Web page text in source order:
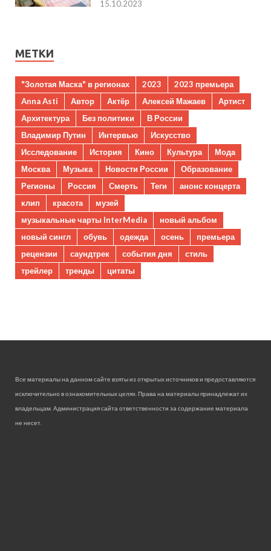
15.10.2023
МЕТКИ
"Золотая Маска" в регионах 2023
2023 премьера
Anna Asti
Автор Актёр Алексей Мажаев
Артист
Архитектура
Без политики
В России
Владимир Путин
Интервью
Искусство
Исследование
История Кино Культура
Мода
Москва
Музыка Новости России
Образование
Регионы
Россия Смерть Теги
анонс концерта
клип
красота
музей
музыкальные чарты InterMedia
новый альбом
новый сингл
обувь одежда осень
премьера
рецензии
саундтрек события дня
стиль
трейлер
тренды цитаты
Все материалы на данном сайте взяты из открытых источников и предоставляются
исключительно в ознакомительных целях. Права на материалы принадлежат их
владельцам. Администрация сайта ответственности за содержание материала
не несет.